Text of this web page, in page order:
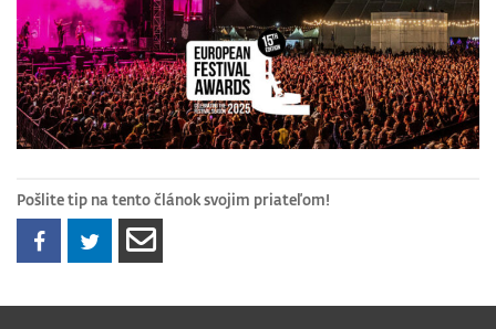
Pošlite tip na tento článok svojim priateľom!